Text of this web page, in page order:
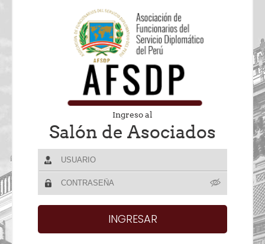
Ingreso al
Salón de Asociados